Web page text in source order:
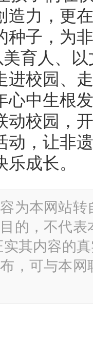
造力，更
种子，为
育人、
进校园、
心中生根
动校园，
动，让非
成长。
为本网站
的，不代
其内容的
，可与本